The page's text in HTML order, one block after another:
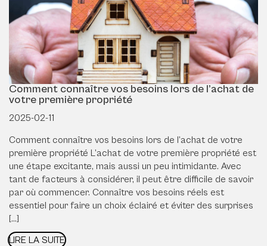
Comment connaître vos besoins lors de l’achat de
votre première propriété
2025-02-11
Comment connaître vos besoins lors de l’achat de votre
première propriété L’achat de votre première propriété est
une étape excitante, mais aussi un peu intimidante. Avec
tant de facteurs à considérer, il peut être difficile de savoir
par où commencer. Connaître vos besoins réels est
essentiel pour faire un choix éclairé et éviter des surprises
[…]
LIRE LA SUITE